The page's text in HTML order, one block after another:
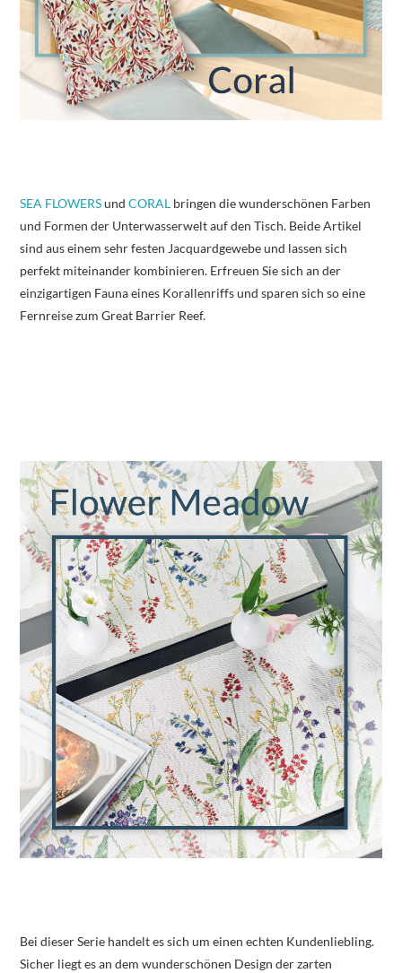
SEA FLOWERSundCORAL bringen die wunderschönen Farben
und Formen der Unterwasserwelt auf den Tisch. Beide Artikel
sind aus einem sehr festen Jacquardgewebe und lassen sich
perfekt miteinander kombinieren. Erfreuen Sie sich an der
einzigartigen Fauna eines Korallenriffs und sparen sich so eine
Fernreise zum Great Barrier Reef.
Bei dieser Serie handelt es sich um einen echten Kundenliebling.
Sicher liegt es an dem wunderschönen Design der zarten